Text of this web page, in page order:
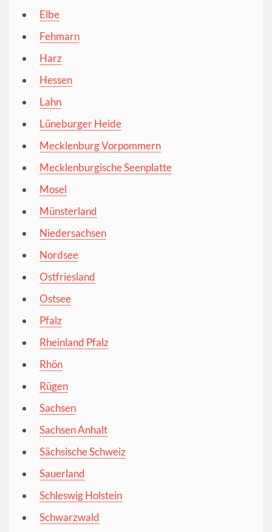
Elbe
Fehmarn
Harz
Hessen
Lahn
Lüneburger Heide
Mecklenburg Vorpommern
Mecklenburgische Seenplatte
Mosel
Münsterland
Niedersachsen
Nordsee
Ostfriesland
Ostsee
Pfalz
Rheinland Pfalz
Rhön
Rügen
Sachsen
Sachsen Anhalt
Sächsische Schweiz
Sauerland
Schleswig Holstein
Schwarzwald